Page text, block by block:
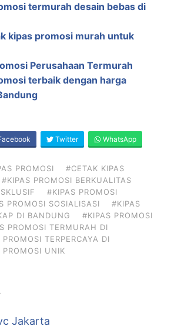
termurah desain bebas di
kipas promosi murah untuk
Perusahaan Termurah
terbaik dengan harga
Twitter WhatsApp
PROMOSI
#CETAK KIPAS
#KIPAS PROMOSI BERKUALITAS
#KIPAS PROMOSI
PROMOSI SOSIALISASI
#KIPAS
DI BANDUNG
#KIPAS PROMOSI
PROMOSI TERMURAH DI
PROMOSI TERPERCAYA DI
PROMOSI UNIK
Jakarta